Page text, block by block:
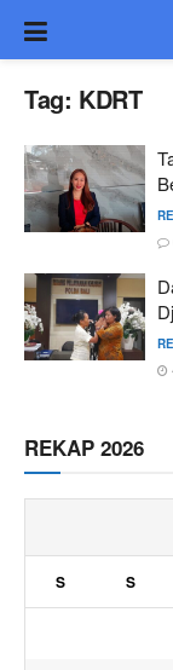
Tag: KDRT
REKAP 2026
S S